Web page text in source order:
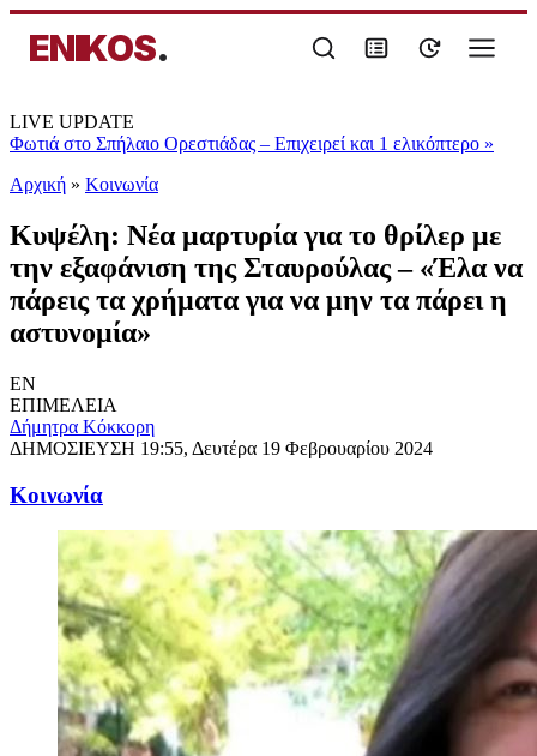
ENIKOS.
LIVE UPDATE
Φωτιά στο Σπήλαιο Ορεστιάδας – Επιχειρεί και 1 ελικόπτερο »
Αρχική » Κοινωνία
Κυψέλη: Νέα μαρτυρία για το θρίλερ με
την εξαφάνιση της Σταυρούλας – «Έλα να
πάρεις τα χρήματα για να μην τα πάρει η
αστυνομία»
EN
ΕΠΙΜΕΛΕΙΑ
Δήμητρα Κόκκορη
ΔΗΜΟΣΙΕΥΣΗ 19:55, Δευτέρα 19 Φεβρουαρίου 2024
Κοινωνία